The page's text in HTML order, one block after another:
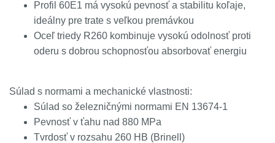
Profil 60E1 má vysokú pevnosť a stabilitu koľaje,
ideálny pre trate s veľkou premávkou
Oceľ triedy R260 kombinuje vysokú odolnosť proti
oderu s dobrou schopnosťou absorbovať energiu
Súlad s normami a mechanické vlastnosti:
Súlad so železničnými normami EN 13674-1
Pevnosť v ťahu nad 880 MPa
Tvrdosť v rozsahu 260 HB (Brinell)